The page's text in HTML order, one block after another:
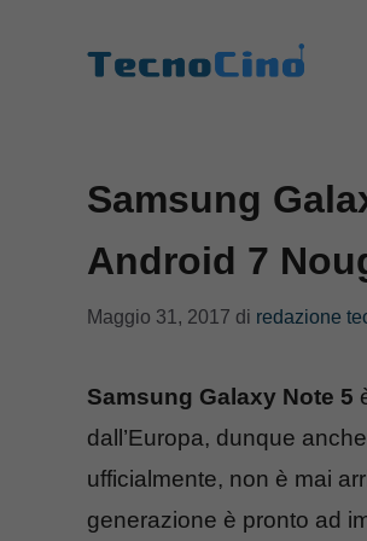
Samsung
Android 7
Maggio 31, 2017 di redazione
Samsung Galaxy Note 5
dall’Europa, dunque
ufficialmente, non è mai
generazione è pronto ad